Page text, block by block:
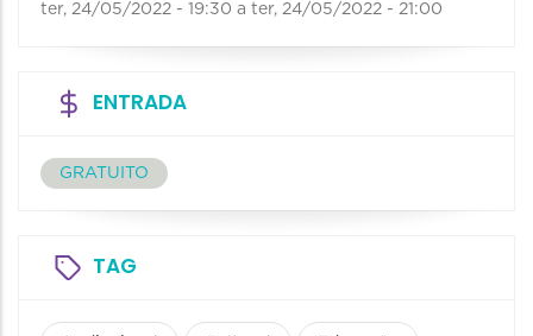
ter, 24/05/2022 - 19:30 a ter, 24/05/2022 - 21:00
ENTRADA
GRATUITO
TAG